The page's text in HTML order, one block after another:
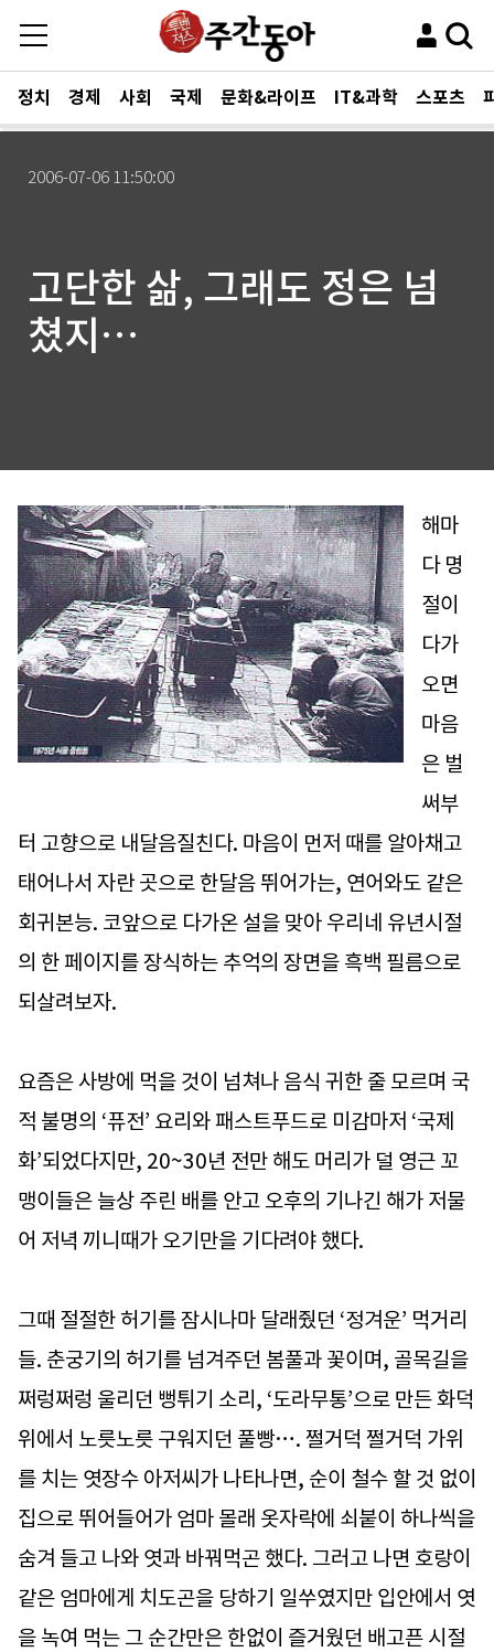
정치 경제 사회 국제 문화&라이프 IT&과학 스포츠
2006-07-06 11:50:00
고단한 삶, 그래도 정은 넘
쳤지…
해마
다 명
절이
다가
오면
마음
은 벌
써부
터 고향으로 내달음질친다. 마음이 먼저 때를 알아채고
태어나서 자란 곳으로 한달음 뛰어가는, 연어와도 같은
회귀본능. 코앞으로 다가온 설을 맞아 우리네 유년시절
의 한 페이지를 장식하는 추억의 장면을 흑백 필름으로
되살려보자.
요즘은 사방에 먹을 것이 넘쳐나 음식 귀한 줄 모르며 국
적 불명의 ‘퓨전’ 요리와 패스트푸드로 미감마저 ‘국제
화’되었다지만, 20~30년 전만 해도 머리가 덜 영근 꼬
맹이들은 늘상 주린 배를 안고 오후의 기나긴 해가 저물
어 저녁 끼니때가 오기만을 기다려야 했다.
그때 절절한 허기를 잠시나마 달래줬던 ‘정겨운’ 먹거리
들. 춘궁기의 허기를 넘겨주던 봄풀과 꽃이며, 골목길을
쩌렁쩌렁 울리던 뻥튀기 소리, ‘도라무통’으로 만든 화덕
위에서 노릇노릇 구워지던 풀빵…. 쩔거덕 쩔거덕 가위
를 치는 엿장수 아저씨가 나타나면, 순이 철수 할 것 없이
집으로 뛰어들어가 엄마 몰래 옷자락에 쇠붙이 하나씩을
숨겨 들고 나와 엿과 바꿔먹곤 했다. 그러고 나면 호랑이
같은 엄마에게 치도곤을 당하기 일쑤였지만 입안에서 엿
을 녹여 먹는 그 순간만은 한없이 즐거웠던 배고픈 시절